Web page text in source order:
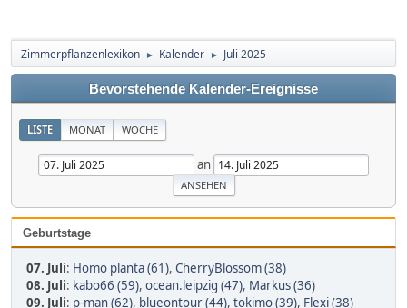
Zimmerpflanzenlexikon ► Kalender ► Juli 2025
Bevorstehende Kalender-Ereignisse
LISTE MONAT WOCHE
an
Geburtstage
07. Juli: Homo planta (61), CherryBlossom (38)
08. Juli: kabo66 (59), ocean.leipzig (47), Markus (36)
09. Juli: p-man (62), blueontour (44), tokimo (39), Flexi (38)